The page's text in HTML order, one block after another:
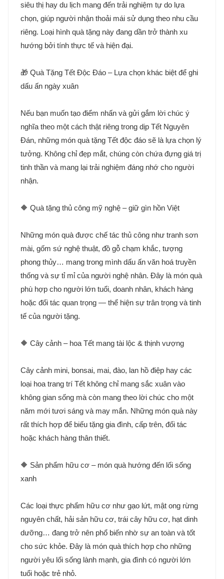
siêu thị hay du lịch mang đến trải nghiệm tự do lựa
chọn, giúp người nhận thoải mái sử dụng theo nhu cầu
riêng. Loại hình quà tặng này đang dần trở thành xu
hướng bởi tính thực tế và hiện đại.
🎁 Quà Tặng Tết Độc Đáo – Lựa chọn khác biệt để ghi
dấu ấn ngày xuân
Nếu bạn muốn tạo điểm nhấn và gửi gắm lời chúc ý
nghĩa theo một cách thật riêng trong dịp Tết Nguyên
Đán, những món quà tặng Tết độc đáo sẽ là lựa chọn lý
tưởng. Không chỉ đẹp mắt, chúng còn chứa đựng giá trị
tinh thần và mang lại trải nghiệm đáng nhớ cho người
nhận.
🔶 Quà tặng thủ công mỹ nghệ – giữ gìn hồn Việt
Những món quà được chế tác thủ công như tranh sơn
mài, gốm sứ nghệ thuật, đồ gỗ chạm khắc, tượng
phong thủy… mang trong mình dấu ấn văn hoá truyền
thống và sự tỉ mỉ của người nghệ nhân. Đây là món quà
phù hợp cho người lớn tuổi, doanh nhân, khách hàng
hoặc đối tác quan trọng — thể hiện sự trân trọng và tinh
tế của người tặng.
🔶 Cây cảnh – hoa Tết mang tài lộc & thịnh vượng
Cây cảnh mini, bonsai, mai, đào, lan hồ điệp hay các
loại hoa trang trí Tết không chỉ mang sắc xuân vào
không gian sống mà còn mang theo lời chúc cho một
năm mới tươi sáng và may mắn. Những món quà này
rất thích hợp để biếu tặng gia đình, cấp trên, đối tác
hoặc khách hàng thân thiết.
🔶 Sản phẩm hữu cơ – món quà hướng đến lối sống
xanh
Các loại thực phẩm hữu cơ như gạo lứt, mật ong rừng
nguyên chất, hải sản hữu cơ, trái cây hữu cơ, hạt dinh
dưỡng… đang trở nên phổ biến nhờ sự an toàn và tốt
cho sức khỏe. Đây là món quà thích hợp cho những
người yêu lối sống lành mạnh, gia đình có người lớn
tuổi hoặc trẻ nhỏ.